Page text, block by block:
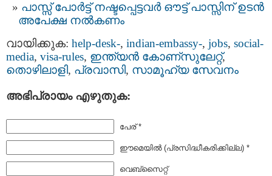
പാസ്സ് പോർട്ട് നഷ്ടപ്പെട്ടവര്‍ ഔട്ട് പാസ്സിന് ഉടൻ
അപേക്ഷ നല്‍കണം
വായിക്കുക: help-desk-, indian-embassy-, jobs, social-
media, visa-rules, ഇന്ത്യന്‍ കോണ്സുലേറ്റ്,
തൊഴിലാളി, പ്രവാസി, സാമൂഹ്യ സേവനം
അഭിപ്രായം എഴുതുക:
പേര് *
ഈമെയില്‍ (പ്രസിദ്ധീകരിക്കില്ല) *
വെബ്സൈറ്റ്